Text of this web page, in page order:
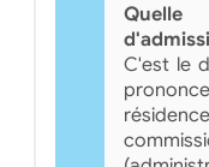
C'est le